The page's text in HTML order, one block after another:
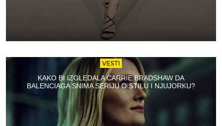
VESTI
KAKO BI IZGLEDALA CARRIE BRADSHAW DA
BALENCIAGA SNIMA SERIJU O STILU I NJUJORKU?